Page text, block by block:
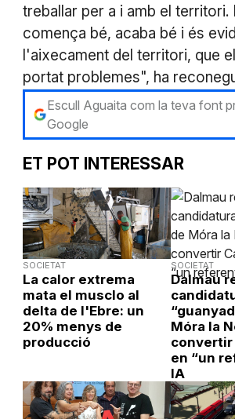
treballar per a i amb el territori.
comença bé, acaba bé i és
l'aixecament del territori, que
portat problemes", ha
Escull Aguaita com la teva font
Google
ET POT INTERESSAR
SOCIETAT
La calor extrema
mata el musclo al
delta de l'Ebre: un
20% menys de
producció
SOCIETAT
Dalmau
Móra la
convertir
en “un
IA